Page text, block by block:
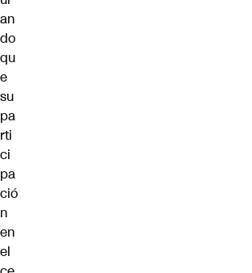
an
do
qu
e
su
pa
rti
ci
pa
ció
n
en
el